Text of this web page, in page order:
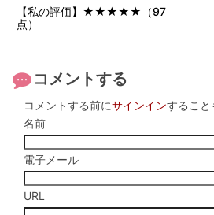
【私の評価】★★★★★（97
点）
コメントする
コメントする前にサインインすること
名前
電子メール
URL